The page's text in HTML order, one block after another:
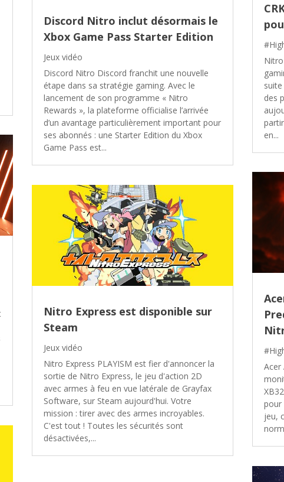
Discord Nitro inclut désormais le
Xbox Game Pass Starter Edition
Jeux vidéo
Discord Nitro Discord franchit une nouvelle
étape dans sa stratégie gaming. Avec le
lancement de son programme « Nitro
Rewards », la plateforme officialise l’arrivée
d’un avantage particulièrement important pour
ses abonnés : une Starter Edition du Xbox
Game Pass est...
Nitro Express est disponible sur
Steam
Jeux vidéo
Nitro Express PLAYISM est fier d'annoncer la
sortie de Nitro Express, le jeu d'action 2D
avec armes à feu en vue latérale de Grayfax
Software, sur Steam aujourd'hui. Votre
mission : tirer avec des armes incroyables.
C'est tout ! Toutes les sécurités sont
désactivées,...
des
en...
Acer
pour
jeu,